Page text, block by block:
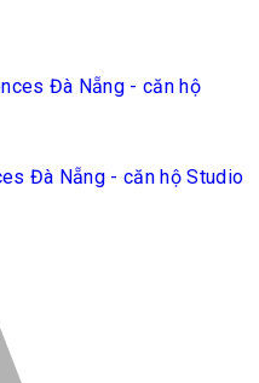
Đà Nẵng - căn hộ Studio